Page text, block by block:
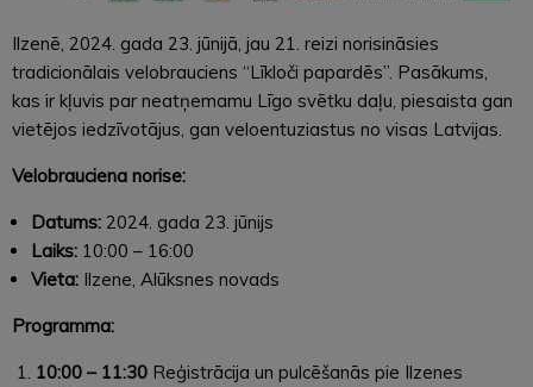
Ilzenē, 2024. gada 23. jūnijā, jau 21. reizi norisināsies
tradicionālais velobrauciens “Līkloči papardēs”. Pasākums,
kas ir kļuvis par neatņemamu Līgo svētku daļu, piesaista gan
vietējos iedzīvotājus, gan veloentuziastus no visas Latvijas.
Velobrauciena norise:
Datums: 2024. gada 23. jūnijs
Laiks: 10:00 – 16:00
Vieta: Ilzene, Alūksnes novads
Programma:
10:00 – 11:30 Reģistrācija un pulcēšanās pie Ilzenes